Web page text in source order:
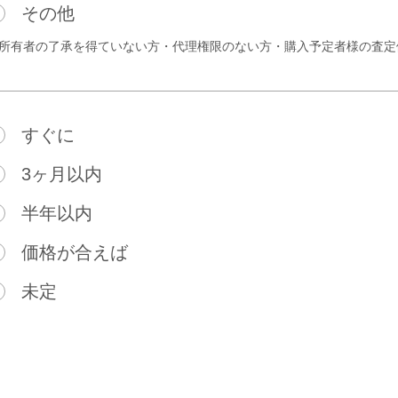
その他
有者の了承を得ていない方・代理権限のない方・ 購入予定者様の査
すぐに
3ヶ月以内
半年以内
価格が合えば
未定